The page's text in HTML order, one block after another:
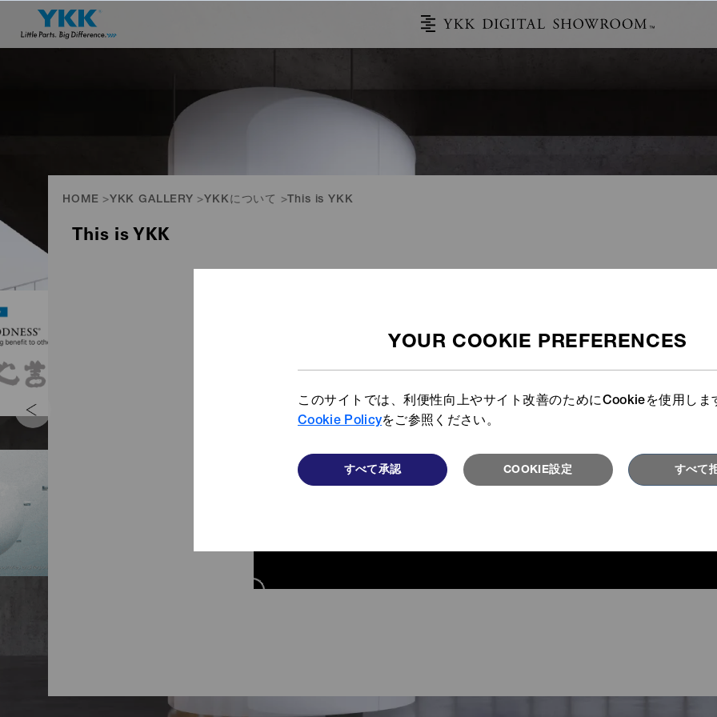
このサイトでは、利便性向上やサイト改善のためにCookieを使用しま
Cookie Policyをご参照ください。
COOKIE設定
すべて承認 すべて
This is YKK
HOME YKK GALLERY YKKについて This is YKK